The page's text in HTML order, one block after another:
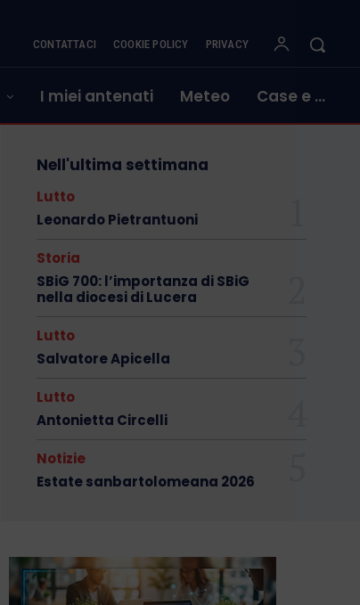
CONTATTACI COOKIE POLICY PRIVACY
I miei antenati Meteo Case e …
Nell'ultima settimana
Lutto
Leonardo Pietrantuoni
Storia
SBiG 700: l’importanza di SBiG
nella diocesi di Lucera
Lutto
Salvatore Apicella
Lutto
Antonietta Circelli
Notizie
Estate sanbartolomeana 2026